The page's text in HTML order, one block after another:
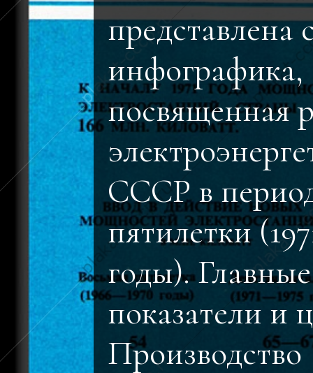
представлена
инфографика,
посвященная
СССР в
пятилетки
годы). Главные
показатели и
Производство